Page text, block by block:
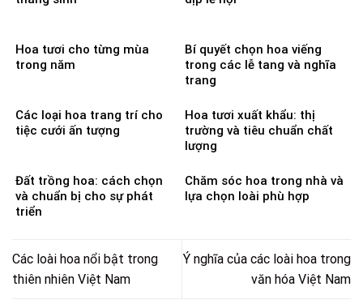
Hoa tươi cho từng mùa
trong năm
Bí quyết chọn hoa viếng
trong các lễ tang và nghĩa
trang
Các loại hoa trang trí cho
tiệc cưới ấn tượng
Hoa tươi xuất khẩu: thị
trường và tiêu chuẩn chất
lượng
Đất trồng hoa: cách chọn
và chuẩn bị cho sự phát
triển
Chăm sóc hoa trong nhà và
lựa chọn loài phù hợp
Các loài hoa nổi bật trong
thiên nhiên Việt Nam
Ý nghĩa của các loài hoa trong
văn hóa Việt Nam